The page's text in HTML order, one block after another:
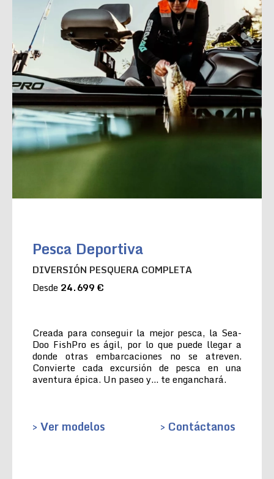
Pesca Deportiva
DIVERSIÓN PESQUERA COMPLETA
Desde 24.699 €
Creada para conseguir la mejor pesca, la Sea-
Doo FishPro es ágil, por lo que puede llegar a
donde otras embarcaciones no se atreven.
Convierte cada excursión de pesca en una
aventura épica. Un paseo y… te enganchará.
> Ver modelos > Contáctanos